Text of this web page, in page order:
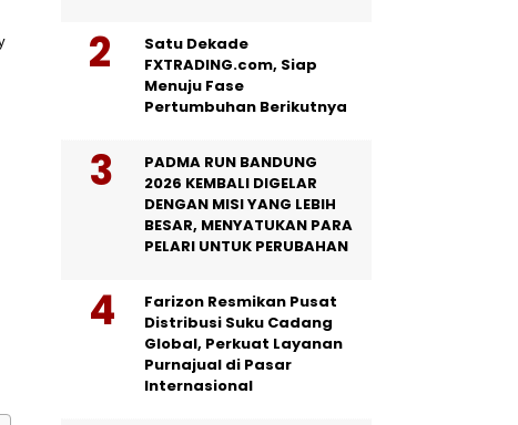
Satu Dekade
FXTRADING.com, Siap
Menuju Fase
Pertumbuhan Berikutnya
PADMA RUN BANDUNG
2026 KEMBALI DIGELAR
DENGAN MISI YANG LEBIH
BESAR, MENYATUKAN PARA
PELARI UNTUK PERUBAHAN
Farizon Resmikan Pusat
Distribusi Suku Cadang
Global, Perkuat Layanan
Purnajual di Pasar
Internasional